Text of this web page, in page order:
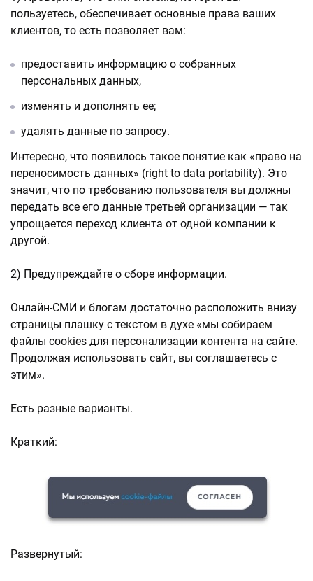
пользуетесь, обеспечивает основные права ваших
клиентов, то есть позволяет вам:
предоставить информацию о собранных
персональных данных,
изменять и дополнять ее;
удалять данные по запросу.
Интересно, что появилось такое понятие как «право на
переносимость данных» (right to data portability). Это
значит, что по требованию пользователя вы должны
передать все его данные третьей организации — так
упрощается переход клиента от одной компании к
другой.
2) Предупреждайте о сборе информации.
Онлайн-СМИ и блогам достаточно расположить внизу
страницы плашку с текстом в духе «мы собираем
файлы cookies для персонализации контента на сайте.
Продолжая использовать сайт, вы соглашаетесь с
этим».
Есть разные варианты.
Краткий:
Развернутый: